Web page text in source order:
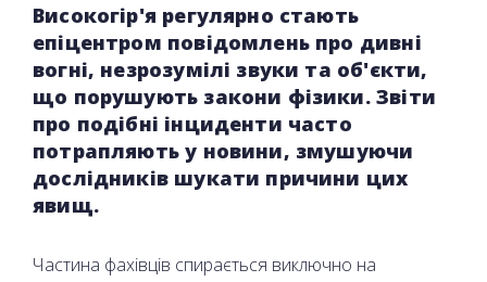
Високогір'я регулярно стають
епіцентром повідомлень про дивні
вогні, незрозумілі звуки та об'єкти,
що порушують закони фізики. Звіти
про подібні інциденти часто
потрапляють у новини, змушуючи
дослідників шукати причини цих
явищ.
Частина фахівців спирається виключно на